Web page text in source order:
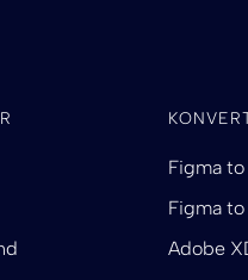
Figma
Figma
Adobe